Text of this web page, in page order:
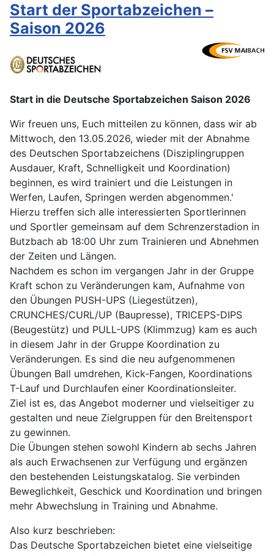
Start der Sportabzeichen –
Saison 2026
Start in die Deutsche Sportabzeichen Saison 2026
Wir freuen uns, Euch mitteilen zu können, dass wir ab
Mittwoch, den 13.05.2026, wieder mit der Abnahme
des Deutschen Sportabzeichens (Disziplingruppen
Ausdauer, Kraft, Schnelligkeit und Koordination)
beginnen, es wird trainiert und die Leistungen in
Werfen, Laufen, Springen werden abgenommen.'
Hierzu treffen sich alle interessierten Sportlerinnen
und Sportler gemeinsam auf dem Schrenzerstadion in
Butzbach ab 18:00 Uhr zum Trainieren und Abnehmen
der Zeiten und Längen.
Nachdem es schon im vergangen Jahr in der Gruppe
Kraft schon zu Veränderungen kam, Aufnahme von
den Übungen PUSH-UPS (Liegestützen),
CRUNCHES/CURL/UP (Baupresse), TRICEPS-DIPS
(Beugestütz) und PULL-UPS (Klimmzug) kam es auch
in diesem Jahr in der Gruppe Koordination zu
Veränderungen. Es sind die neu aufgenommenen
Übungen Ball umdrehen, Kick-Fangen, Koordinations
T-Lauf und Durchlaufen einer Koordinationsleiter.
Ziel ist es, das Angebot moderner und vielseitiger zu
gestalten und neue Zielgruppen für den Breitensport
zu gewinnen.
Die Übungen stehen sowohl Kindern ab sechs Jahren
als auch Erwachsenen zur Verfügung und ergänzen
den bestehenden Leistungskatalog. Sie verbinden
Beweglichkeit, Geschick und Koordination und bringen
mehr Abwechslung in Training und Abnahme.
Also kurz beschrieben:
Das Deutsche Sportabzeichen bietet eine vielseitige